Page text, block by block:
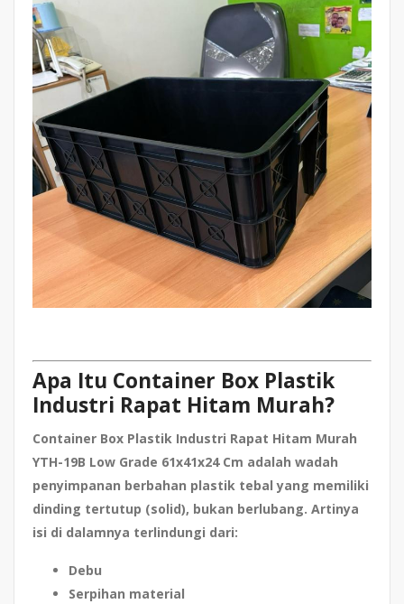
Apa Itu Container Box Plastik
Industri Rapat Hitam Murah?
Container Box Plastik Industri Rapat Hitam Murah
YTH-19B Low Grade 61x41x24 Cm adalah wadah
penyimpanan berbahan plastik tebal yang memiliki
dinding tertutup (solid), bukan berlubang. Artinya
isi di dalamnya terlindungi dari:
Debu
Serpihan material